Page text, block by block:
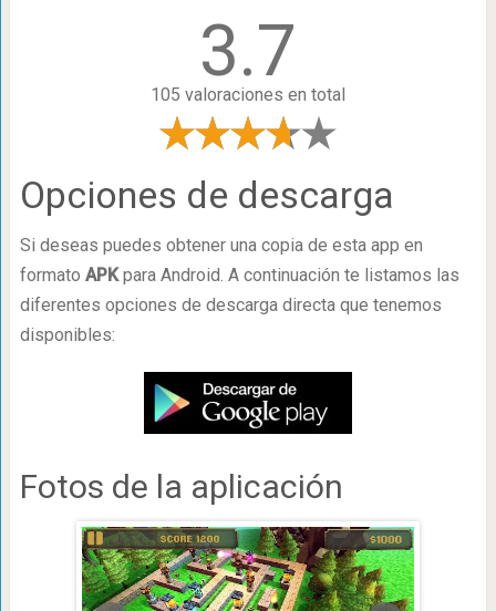
3.7
105 valoraciones en total
Opciones de descarga
Si deseas puedes obtener una copia de esta app en
formato APKpara Android. A continuación te listamos las
diferentes opciones de descarga directa que tenemos
disponibles:
Fotos de la aplicación